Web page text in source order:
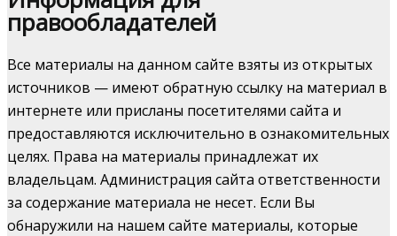
правообладателей
Все материалы на данном сайте взяты из открытых
источников — имеют обратную ссылку на материал в
интернете или присланы посетителями сайта и
предоставляются исключительно в ознакомительных
целях. Права на материалы принадлежат их
владельцам. Администрация сайта ответственности
за содержание материала не несет. Если Вы
обнаружили на нашем сайте материалы, которые